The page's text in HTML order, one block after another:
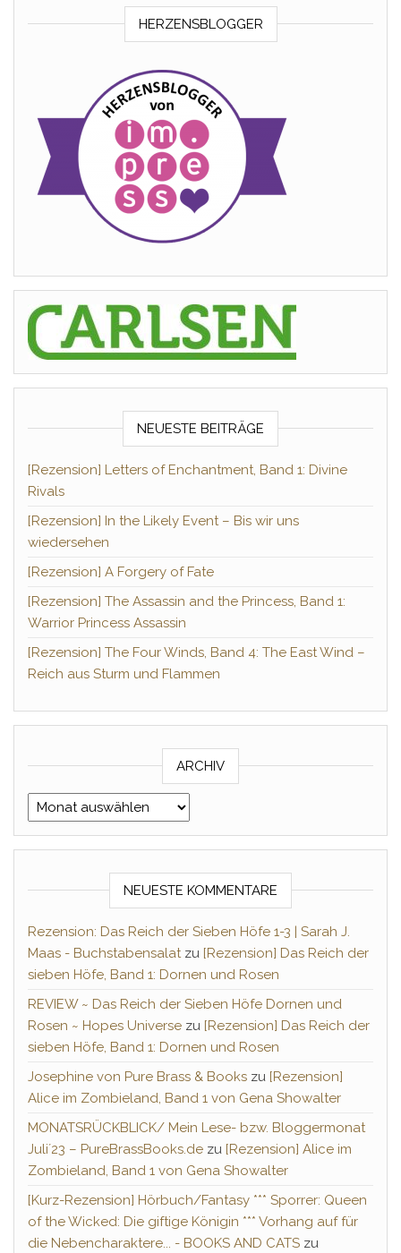
HERZENSBLOGGER
NEUESTE BEITRÄGE
[Rezension] Letters of Enchantment, Band 1: Divine
Rivals
[Rezension] In the Likely Event – Bis wir uns
wiedersehen
[Rezension] A Forgery of Fate
[Rezension] The Assassin and the Princess, Band 1:
Warrior Princess Assassin
[Rezension] The Four Winds, Band 4: The East Wind –
Reich aus Sturm und Flammen
ARCHIV
Archiv
NEUESTE KOMMENTARE
Rezension: Das Reich der Sieben Höfe 1-3 | Sarah J.
Maas - Buchstabensalatzu [Rezension] Das Reich der
sieben Höfe, Band 1: Dornen und Rosen
REVIEW ~ Das Reich der Sieben Höfe Dornen und
Rosen ~ Hopes Universe zu [Rezension] Das Reich der
sieben Höfe, Band 1: Dornen und Rosen
Josephine von Pure Brass & Books zu [Rezension]
Alice im Zombieland, Band 1 von Gena Showalter
MONATSRÜCKBLICK/ Mein Lese- bzw. Bloggermonat
Juli´23 – PureBrassBooks.de zu [Rezension] Alice im
Zombieland, Band 1 von Gena Showalter
[Kurz-Rezension] Hörbuch/Fantasy *** Sporrer: Queen
of the Wicked: Die giftige Königin *** Vorhang auf für
die Nebencharaktere... - BOOKS AND CATS zu